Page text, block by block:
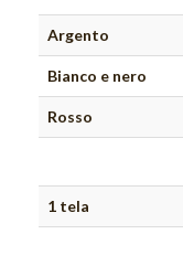
Argento
Bianco e nero
Rosso
1 tela